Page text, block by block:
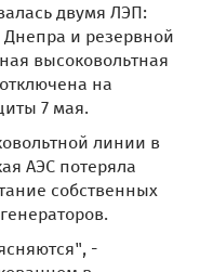
двумя ЛЭП:
Днепра и резервной
высоковольтная
на
7 мая.
линии в
АЭС потеряла
собственных
-